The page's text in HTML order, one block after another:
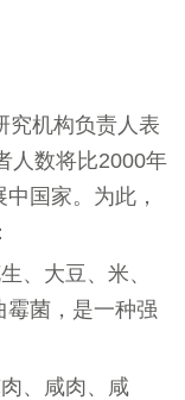
究机构负责人表
人数将比2000年
国家。为此，
、大豆、米、
霉菌，是一种强
、咸肉、咸